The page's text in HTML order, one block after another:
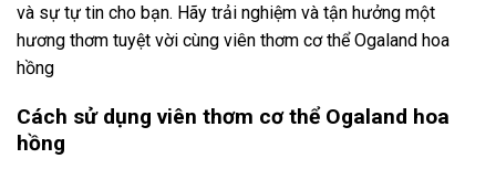
và sự tự tin cho bạn. Hãy trải nghiệm và tận hưởng một
hương thơm tuyệt vời cùng viên thơm cơ thể Ogaland hoa
hồng
Cách sử dụng viên thơm cơ thể Ogaland hoa
hồng